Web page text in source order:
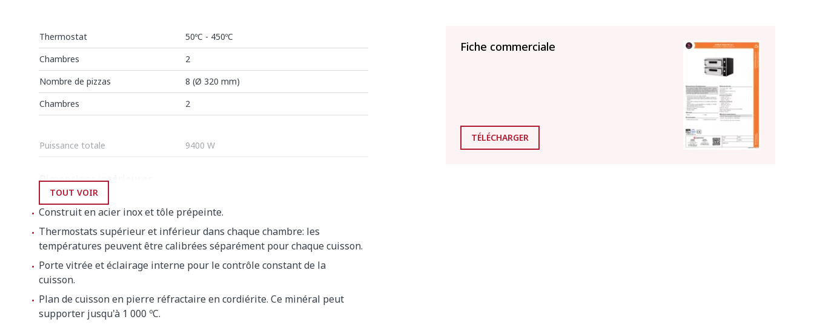
Thermostat
50ºC - 450ºC
Chambres
2
Nombre de pizzas
8 (Ø 320 mm)
Chambres
2
Puissance totale 9400 W
Dimensions intérieures
Hauteur
140 mm
Dimensions extérieures
Largeur
980 mm
Profondeur
TOUT VOIR
Fiche commerciale
TÉLÉCHARGER
Construit en acier inox et tôle prépeinte.
Thermostats supérieur et inférieur dans chaque chambre: les
températures peuvent être calibrées séparément pour chaque cuisson.
Porte vitrée et éclairage interne pour le contrôle constant de la
cuisson.
Plan de cuisson en pierre réfractaire en cordiérite. Ce minéral peut
supporter jusqu'à 1 000 ºC.